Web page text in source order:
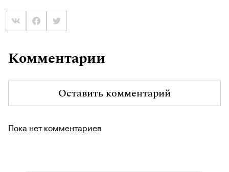
Комментарии
Оставить комментарий
Пока нет комментариев